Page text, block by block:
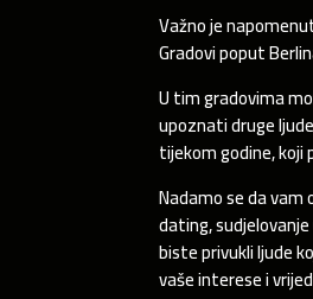
Važno je
Gradovi poput
U tim gradovima
upoznati druge
tijekom godine,
Nadamo se da
dating,
biste privukli ljude
vaše interese i